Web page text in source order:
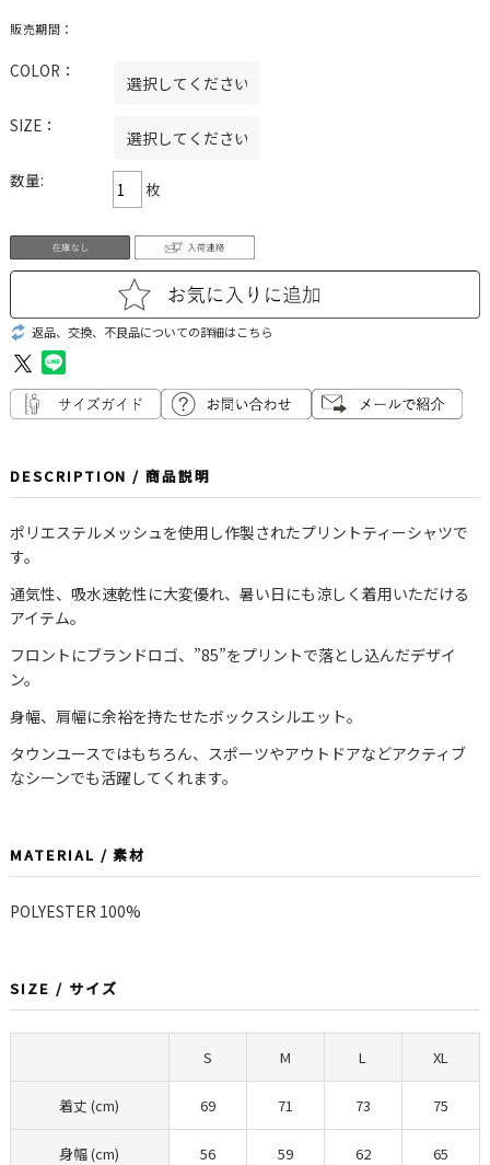
販売期間：
COLOR：
SIZE：
数量: 枚
返品、交換、不良品についての詳細はこちら
DESCRIPTION / 商品説明
ポリエステルメッシュを使用し作製されたプリントティーシャツで
す。
通気性、吸水速乾性に大変優れ、暑い日にも涼しく着用いただける
アイテム。
フロントにブランドロゴ、”85”をプリントで落とし込んだデザイ
ン。
身幅、肩幅に余裕を持たせたボックスシルエット。
タウンユースではもちろん、スポーツやアウトドアなどアクティブ
なシーンでも活躍してくれます。
MATERIAL / 素材
POLYESTER 100%
SIZE / サイズ
S M L XL
着丈 (cm) 69 71 73 75
身幅 (cm) 56 59 62 65